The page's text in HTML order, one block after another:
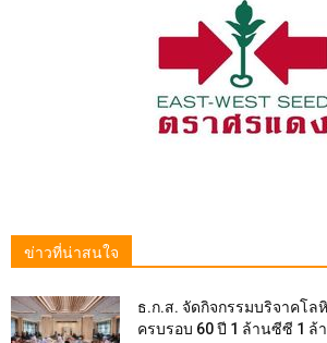
ข่าวที่น่าสนใจ
ธ.ก.ส. จัดกิจกรรมบริจาคโล
ครบรอบ 60 ปี 1 ล้านซีซี 1 ล้